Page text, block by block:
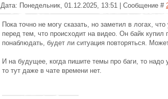
Дата: Понедельник, 01.12.2025, 13:51 | Сообщение #
Пока точно не могу сказать, но заметил в логах,
перед тем, что происходит на видео. Он байк
понаблюдать, будет ли ситуация повторяться.
И на будущее, когда пишите темы про баги, то
то тут даже в чате времени нет.